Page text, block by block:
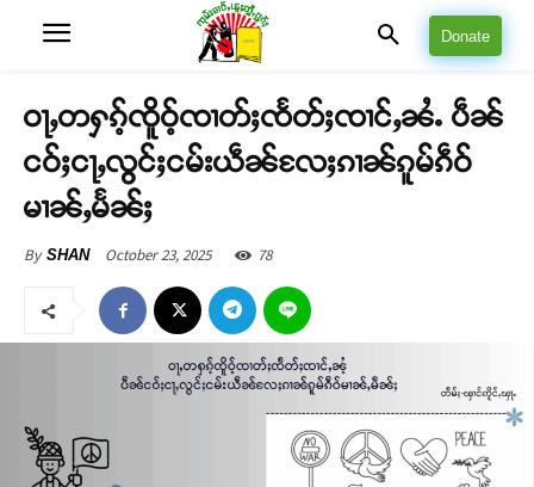
Donate
ဝႃႇတႁၵ့်ၸိူဝ့်ၸၢတ်ႈၸႅတ်ႈၸၢင်ႇၼႆႉ ပဵၼ်
ငဝ်ႈငႃႇလွင်ႈငမ်းယဵၼ်လႄႈၵၢၼ်ၵူမ်ၵဵဝ်
မၢၼ်ႇမႅၼ်ႈ
By SHAN October 23, 2025 78